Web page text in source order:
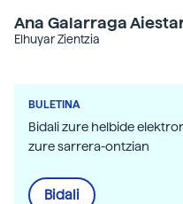
Ana Galarraga
Elhuyar Zientzia
BULETINA
Bidali zure helbide
zure sarrera-ontzian
Bidali